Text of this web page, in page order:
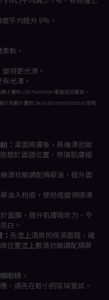
平均提升 9%。
軟。
得更光滑。
光澤。
4 週的 Jsh Hamilton 儀器測試報告。
行為期 8 週的 Skinlab International 使用
)： 潔面爽膚後，將幾滴抗敏
壓於面頸位置，修復肌膚細
滴抗敏調配精華油，提升面
油入粉底，使粉底變得順滑
面膜，提升肌膚吸收力，令
白。
先塗上清爽的保濕面霜，確
位置塗上數滴抗敏調配精華
眼睛。
，請先在較小的區域嘗試。